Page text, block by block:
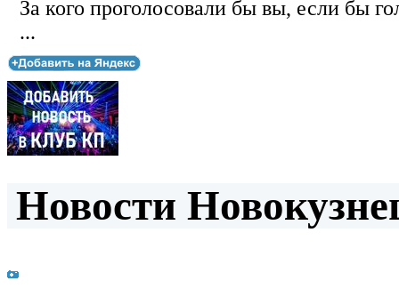
За кого проголосовали бы вы, если бы
...
Новости